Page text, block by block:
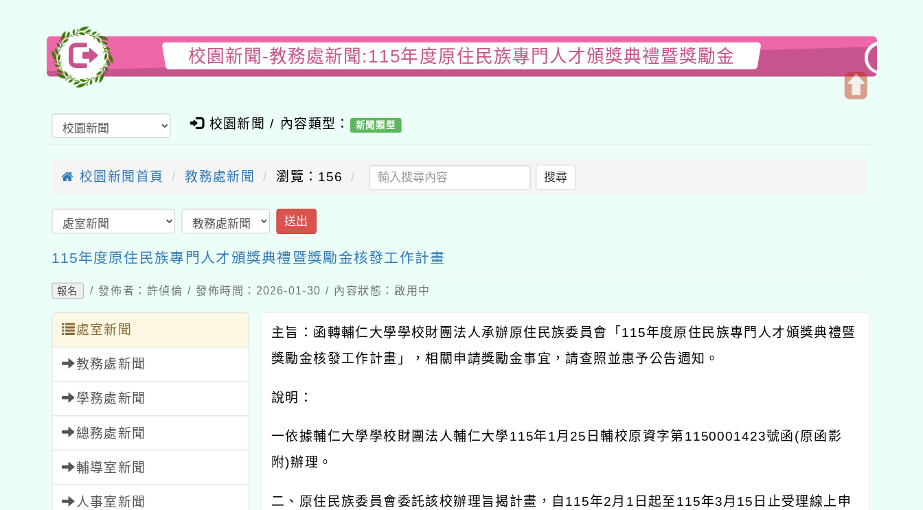
校園新聞-教務處新聞:115年度原住民族專門人才頒獎典禮暨獎勵金
校園新聞 / 內容類型： 新聞類型
校園新聞首頁 教務處新聞 瀏覽：156 搜尋
送出
115年度原住民族專門人才頒獎典禮暨獎勵金核發工作計畫
報名 / 發佈者：許偵倫 / 發佈時間：2026-01-30 / 內容狀態：啟用中
處室新聞
教務處新聞
學務處新聞
總務處新聞
輔導室新聞
人事室新聞
主旨：函轉輔仁大學學校財團法人承辦原住民族委員會「 115年度原住民族專門人才頒獎典禮暨
獎勵金核發工作計畫」，相關申請獎勵金事宜，請查照並惠予公告週知。
說明：
一依據輔仁大學學校財團法人輔仁大學115年1月 25 日輔校原資字第 1150001423號函(原函影
附)辦理。
二、 原住民族委員會委託該校辦理旨揭計畫，自 115年2月 1 日起至115年3月 15 日止受理線上申